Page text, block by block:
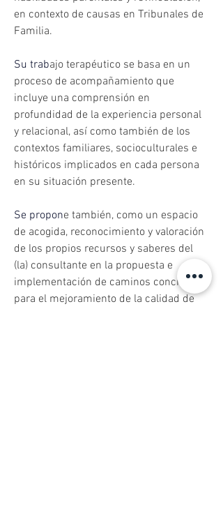
en contexto de causas en Tribunales de
Familia.
Su trabajo terapéutico se basa en un
proceso de acompañamiento que
incluye una comprensión en
profundidad de la experiencia personal
y relacional, así como también de los
contextos familiares, socioculturales e
históricos implicados en cada persona
en su situación presente.
Se propone también, como un espacio
de acogida, reconocimiento y valoración
de los propios recursos y saberes del
(la) consultante en la propuesta e
implementación de caminos concretos
para el mejoramiento de la calidad de